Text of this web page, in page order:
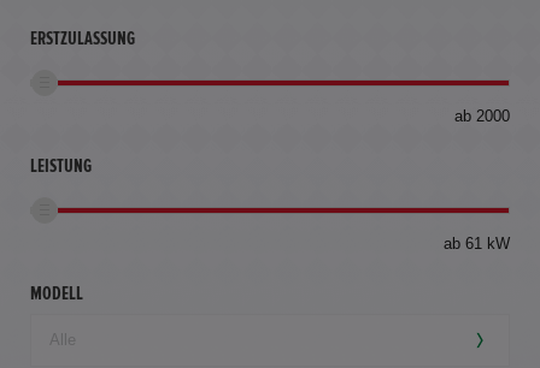
ERSTZULASSUNG
ab 2000
LEISTUNG
ab 61 kW
MODELL